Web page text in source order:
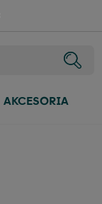
AKCESORIA